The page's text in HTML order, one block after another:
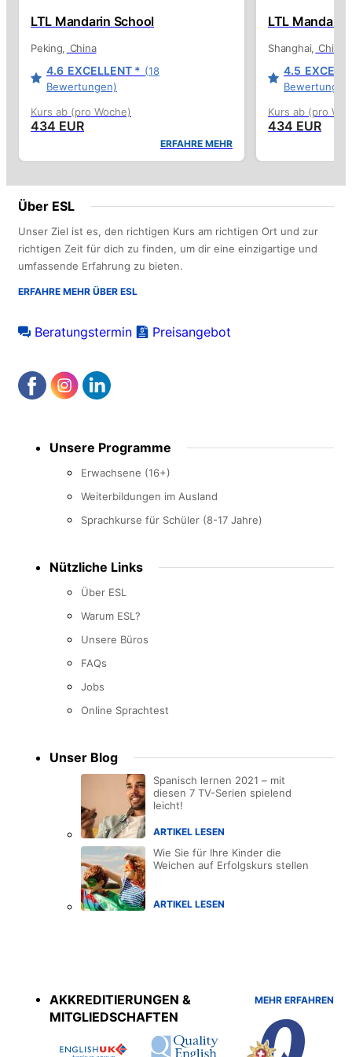
LTL Mandarin School
Peking China
4.6 EXCELLENT * (18
Bewertungen)
Kurs ab (pro Woche)
434 EUR
ERFAHRE MEHR
LTL Mandarin
Shanghai China
4.5
Kurs ab (pro
434 EUR
Über ESL
Unser Ziel ist es, den richtigen Kurs am richtigen Ort und zur
richtigen Zeit für dich zu finden, um dir eine einzigartige und
umfassende Erfahrung zu bieten.
ERFAHRE MEHR ÜBER ESL
Beratungstermin Preisangebot
menu Unsere Programme
Erwachsene (16+)
Weiterbildungen im Ausland
Sprachkurse für Schüler (8-17 Jahre)
Nützliche Links
Über ESL
Warum ESL?
Unsere Büros
FAQs
Jobs
Online Sprachtest
Unser Blog
Spanisch lernen 2021 – mit
diesen 7 TV-Serien spielend
leicht!
ARTIKEL LESEN
Wie Sie für Ihre Kinder die
Weichen auf Erfolgskurs stellen
ARTIKEL LESEN
AKKREDITIERUNGEN &
MITGLIEDSCHAFTEN
MEHR ERFAHREN